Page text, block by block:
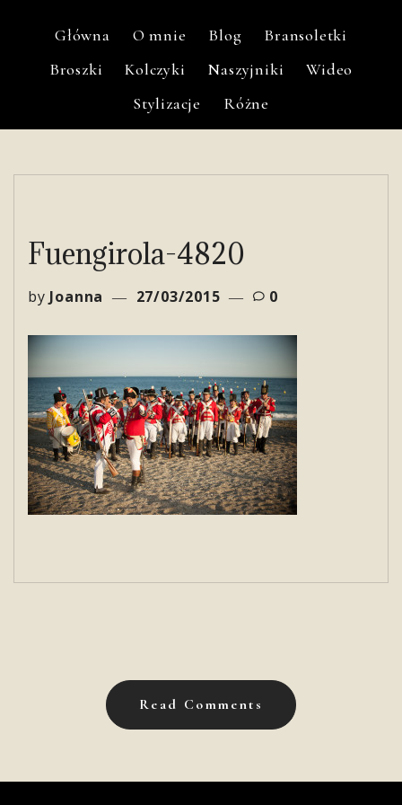
Główna O mnie Blog
Bransoletki
Broszki
Kolczyki Naszyjniki
Wideo
Stylizacje
Różne
Fuengirola-4820
by Joanna 27/03/2015 0
Read Comments